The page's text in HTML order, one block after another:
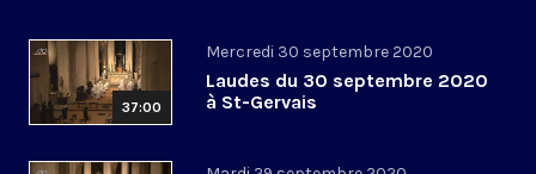
37:00
Mercredi 30 septembre 2020
Laudes du 30 septembre 2020
à St-Gervais